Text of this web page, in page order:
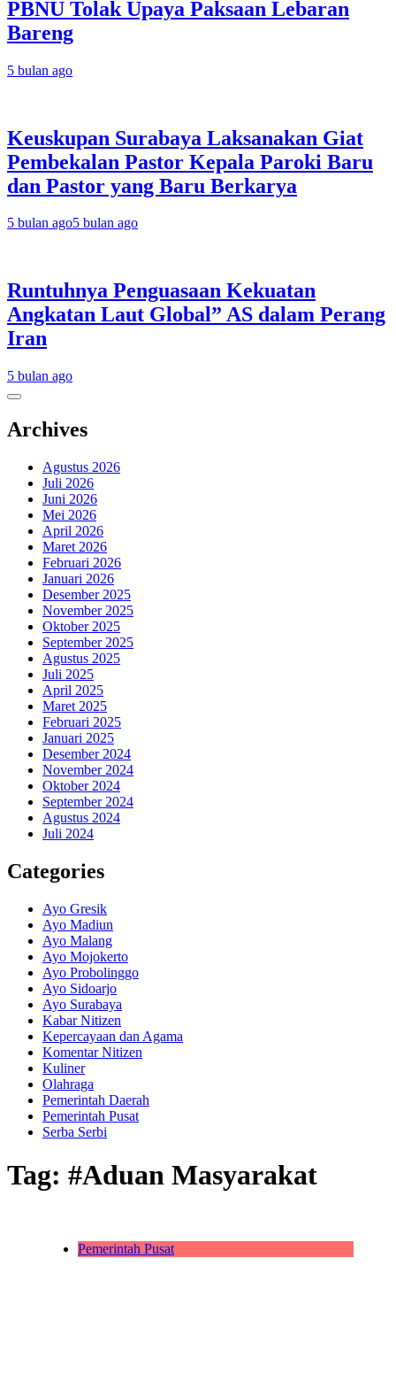
PBNU Tolak Upaya Paksaan Lebaran
Bareng
5 bulan ago
Keuskupan Surabaya Laksanakan Giat
Pembekalan Pastor Kepala Paroki Baru
dan Pastor yang Baru Berkarya
5 bulan ago5 bulan ago
Runtuhnya Penguasaan Kekuatan
Angkatan Laut Global” AS dalam Perang
Iran
5 bulan ago
Archives
Agustus 2026
Juli 2026
Juni 2026
Mei 2026
April 2026
Maret 2026
Februari 2026
Januari 2026
Desember 2025
November 2025
Oktober 2025
September 2025
Agustus 2025
Juli 2025
April 2025
Maret 2025
Februari 2025
Januari 2025
Desember 2024
November 2024
Oktober 2024
September 2024
Agustus 2024
Juli 2024
Categories
Ayo Gresik
Ayo Madiun
Ayo Malang
Ayo Mojokerto
Ayo Probolinggo
Ayo Sidoarjo
Ayo Surabaya
Kabar Nitizen
Kepercayaan dan Agama
Komentar Nitizen
Kuliner
Olahraga
Pemerintah Daerah
Pemerintah Pusat
Serba Serbi
Tag: #Aduan Masyarakat
Pemerintah Pusat